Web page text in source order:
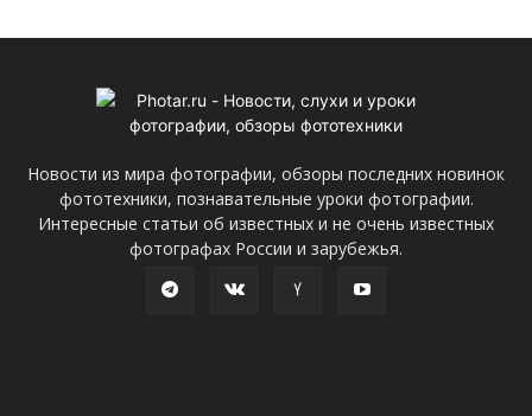
Новости из мира фотографии, обзоры последних новинок
фототехники, познавательные уроки фотографии.
Интересные статьи об известных и не очень известных
фотографах России и зарубежья.